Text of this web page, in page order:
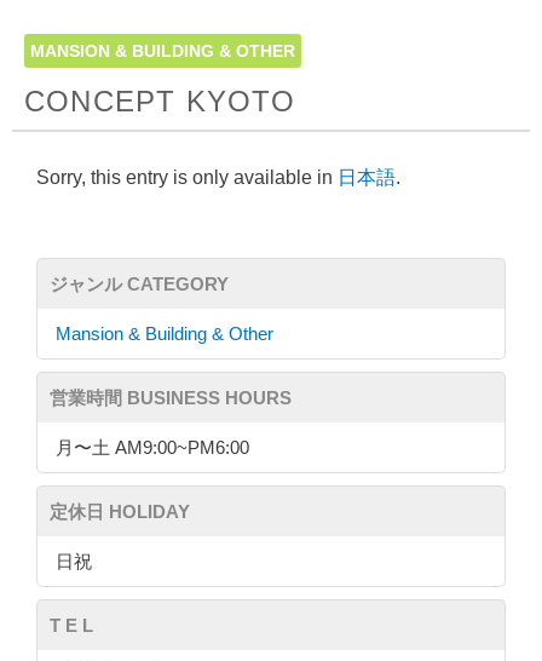
MANSION & BUILDING & OTHER
CONCEPT KYOTO
Sorry, this entry is only available in 日本語.
ジャンル CATEGORY
Mansion & Building & Other
営業時間 BUSINESS HOURS
月〜土 AM9:00~PM6:00
定休日 HOLIDAY
日祝
T E L